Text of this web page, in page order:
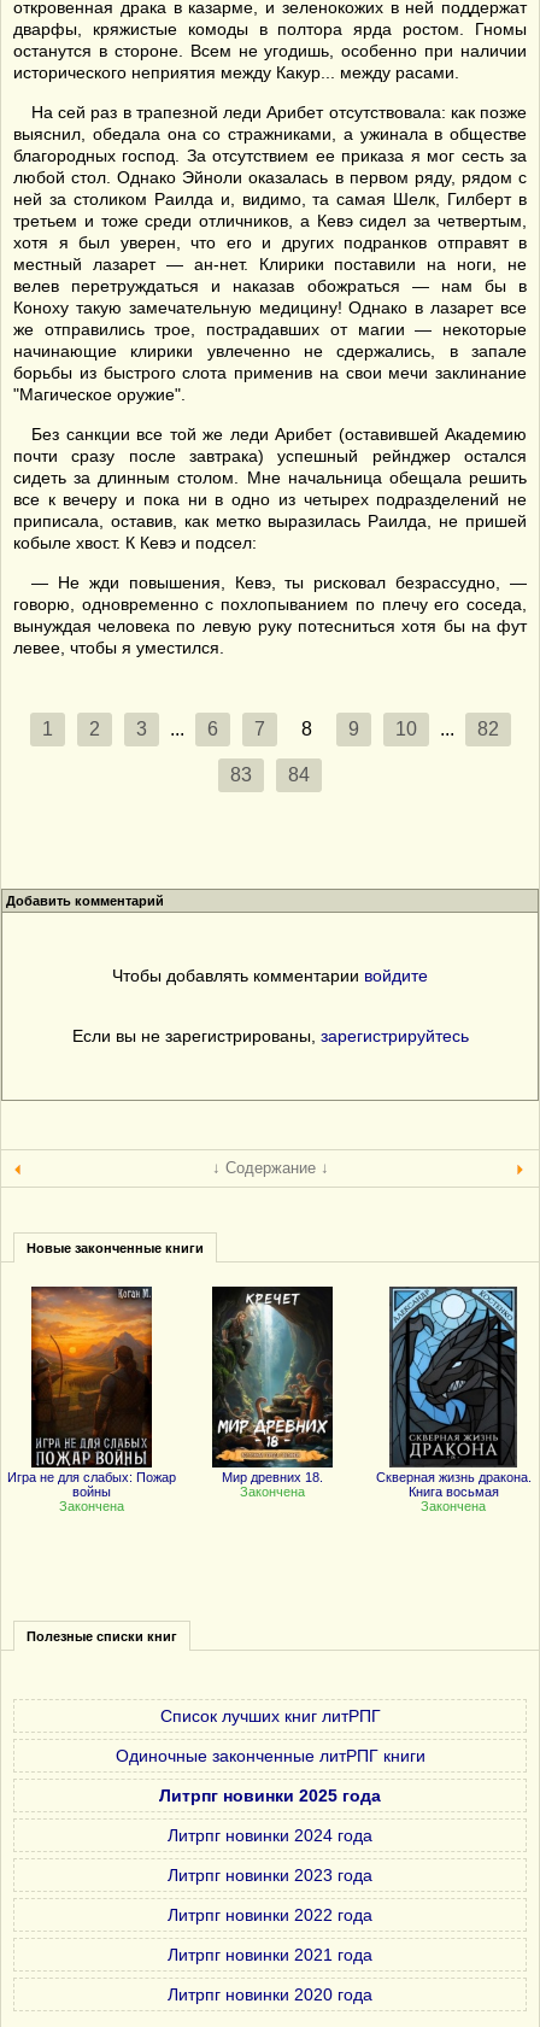
откровенная драка в казарме, и зеленокожих в ней поддержат
дварфы, кряжистые комоды в полтора ярда ростом. Гномы
останутся в стороне. Всем не угодишь, особенно при наличии
исторического неприятия между Какур... между расами.
На сей раз в трапезной леди Арибет отсутствовала: как позже
выяснил, обедала она со стражниками, а ужинала в обществе
благородных господ. За отсутствием ее приказа я мог сесть за
любой стол. Однако Эйноли оказалась в первом ряду, рядом с
ней за столиком Раилда и, видимо, та самая Шелк, Гилберт в
третьем и тоже среди отличников, а Кевэ сидел за четвертым,
хотя я был уверен, что его и других подранков отправят в
местный лазарет — ан-нет. Клирики поставили на ноги, не
велев перетруждаться и наказав обожраться — нам бы в
Коноху такую замечательную медицину! Однако в лазарет все
же отправились трое, пострадавших от магии — некоторые
начинающие клирики увлеченно не сдержались, в запале
борьбы из быстрого слота применив на свои мечи заклинание
"Магическое оружие".
Без санкции все той же леди Арибет (оставившей Академию
почти сразу после завтрака) успешный рейнджер остался
сидеть за длинным столом. Мне начальница обещала решить
все к вечеру и пока ни в одно из четырех подразделений не
приписала, оставив, как метко выразилась Раилда, не пришей
кобыле хвост. К Кевэ и подсел:
— Не жди повышения, Кевэ, ты рисковал безрассудно, —
говорю, одновременно с похлопыванием по плечу его соседа,
вынуждая человека по левую руку потесниться хотя бы на фут
левее, чтобы я уместился.
1 2 3 ... 6 7 8 9 10 ... 82
83 84
Добавить комментарий
Чтобы добавлять комментарии войдите
Если вы не зарегистрированы, зарегистрируйтесь
↓ Содержание ↓
Новые законченные книги
Игра не для слабых: Пожар
войны
Закончена
Мир древних 18.
Закончена
Скверная жизнь дракона.
Книга восьмая
Закончена
Полезные списки книг
Список лучших книг литРПГ
Одиночные законченные литРПГ книги
Литрпг новинки 2025 года
Литрпг новинки 2024 года
Литрпг новинки 2023 года
Литрпг новинки 2022 года
Литрпг новинки 2021 года
Литрпг новинки 2020 года